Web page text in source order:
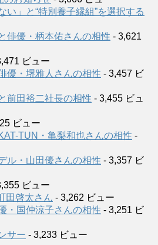
い」と“特別養子縁組”を選択する
俳優・柄本佑さんの相性 - 3,621
ビュー
優・堺雅人さんの相性 - 3,457 ビ
前田裕二社長の相性 - 3,455 ビュ
ビュー
TUN・亀梨和也さんの相性 -
ル・山田優さんの相性 - 3,357 ビ
ビュー
田啓太さん - 3,262 ビュー
・国仲涼子さんの相性 - 3,251 ビ
サー - 3,233 ビュー